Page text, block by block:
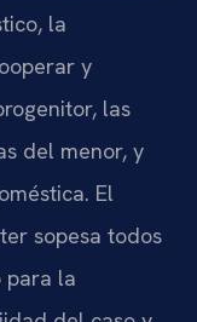
la
y
las
del menor, y
El
sopesa todos
para la